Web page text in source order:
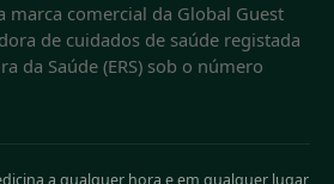
marca comercial da Global Guest
de cuidados de saúde registada
da Saúde (ERS) sob o número